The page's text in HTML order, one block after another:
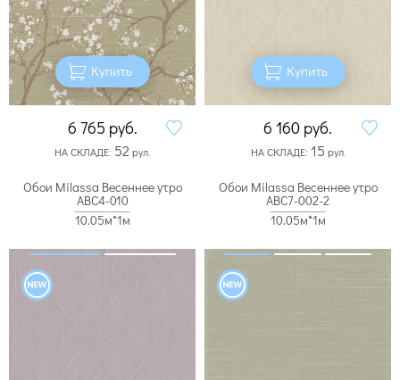
Купить
6 765 руб.
НА СКЛАДЕ: 52 рул.
Купить
6 160 руб.
НА СКЛАДЕ: 15 рул.
Обои Milassa Весеннее утро
ABC4-010
10.05м*1м
Обои Milassa Весеннее утро
ABC7-002-2
10.05м*1м